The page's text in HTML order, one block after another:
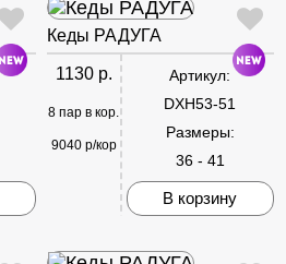
Кеды РАДУГА
1130 р.
8 пар в кор.
9040 р/кор
Артикул:
DXH53-51
Размеры:
36 - 41
В корзину